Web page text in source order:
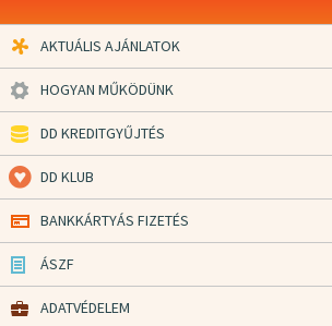
AKTUÁLIS AJÁNLATOK
HOGYAN MŰKÖDÜNK
DD KREDITGYŰJTÉS
DD KLUB
BANKKÁRTYÁS FIZETÉS
ÁSZF
ADATVÉDELEM